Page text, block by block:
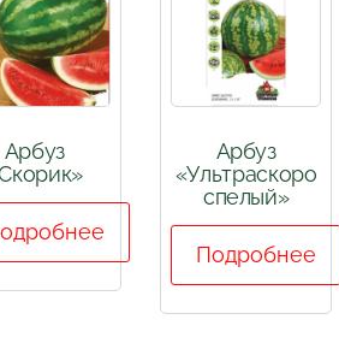
Арбуз
Арбуз
«Ультраскоро
спелый»
Подробнее